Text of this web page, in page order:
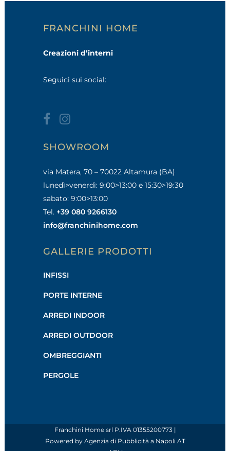
FRANCHINI HOME
Creazioni d’interni
Seguici sui social:
SHOWROOM
via Matera, 70 – 70022 Altamura (BA)
lunedì>venerdì: 9:00>13:00 e 15:30>19:30
sabato: 9:00>13:00
Tel. +39 080 9266130
info@franchinihome.com
GALLERIE PRODOTTI
INFISSI
PORTE INTERNE
ARREDI INDOOR
ARREDI OUTDOOR
OMBREGGIANTI
PERGOLE
Franchini Home srl P.IVA 01355200773 |
Powered by Agenzia di Pubblicità a Napoli AT